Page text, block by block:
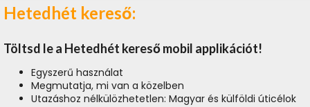
Hetedhét kereső:
Töltsd le a Hetedhét kereső mobil applikációt!
Egyszerű használat
Megmutatja, mi van a közelben
Utazáshoz nélkülözhetetlen: Magyar és külföldi úticélok